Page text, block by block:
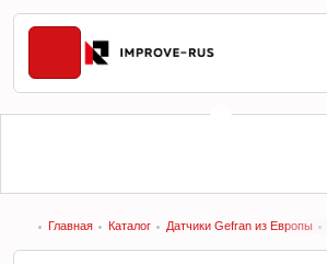
Главная Каталог Датчики Gefran из Европы